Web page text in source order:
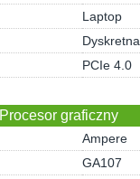
Laptop
Dyskretna
PCIe 4.0
Procesor graficzny
Ampere
GA107